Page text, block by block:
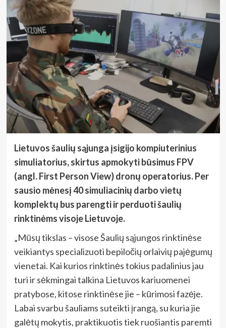
Lietuvos šaulių sąjunga įsigijo kompiuterinius
simuliatorius, skirtus apmokyti būsimus FPV
(angl. First Person View) dronų operatorius. Per
sausio mėnesį 40 simuliacinių darbo vietų
komplektų bus parengti ir perduoti šaulių
rinktinėms visoje Lietuvoje.
„Mūsų tikslas – visose Šaulių sąjungos rinktinėse
veikiantys specializuoti bepiločių orlaivių pajėgumų
vienetai. Kai kurios rinktinės tokius padalinius jau
turi ir sėkmingai talkina Lietuvos kariuomenei
pratybose, kitose rinktinėse jie – kūrimosi fazėje.
Labai svarbu šauliams suteikti įrangą, su kuria jie
galėtų mokytis, praktikuotis tiek ruošiantis paremti